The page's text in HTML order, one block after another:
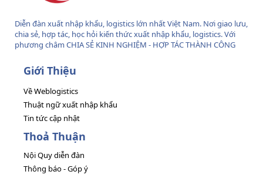
Diễn đàn xuất nhập khẩu, logistics lớn nhất Việt Nam. Nơi giao lưu,
chia sẻ, hợp tác, học hỏi kiến thức xuất nhập khẩu, logistics. Với
phương châm CHIA SẺ KINH NGHIỆM - HỢP TÁC THÀNH CÔNG
Giới Thiệu
Về Weblogistics
Thuật ngữ xuất nhập khẩu
Tin tức cập nhật
Thoả Thuận
Nội Quy diễn đàn
Thông báo - Góp ý